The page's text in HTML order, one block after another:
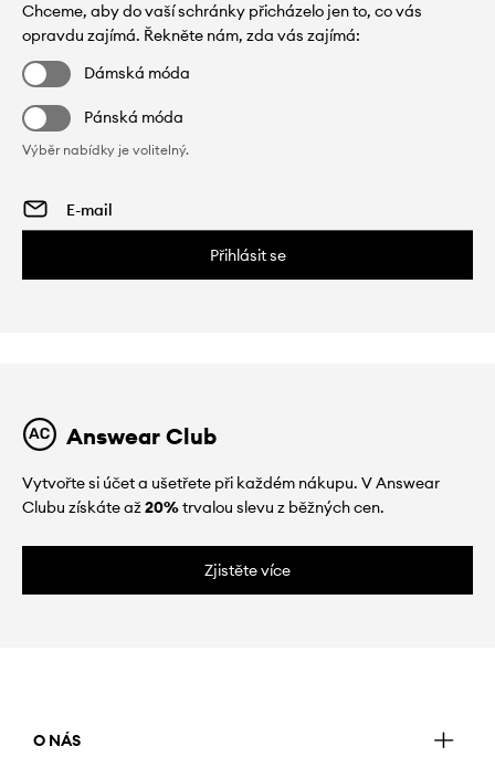
Chceme, aby do vaší schránky přicházelo jen to, co vás
opravdu zajímá. Řekněte nám, zda vás zajímá:
Dámská móda
Pánská móda
Výběr nabídky je volitelný.
Přihlásit se
Answear Club
Vytvořte si účet a ušetřete při každém nákupu. V Answear
Clubu získáte až20%trvalou slevu z běžných cen.
Zjistěte více
O NÁS